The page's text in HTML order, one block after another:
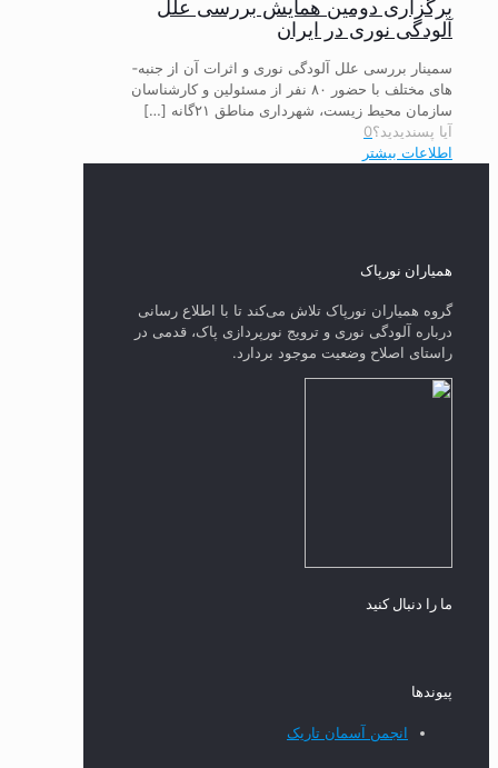
برگزاری دومین همایش بررسی علل
آلودگی نوری در ایران
سمینار بررسی علل آلودگی نوری و اثرات آن از جنبه­
های مختلف با حضور ۸۰ نفر از مسئولین و کارشناسان
سازمان محیط زیست، شهرداری مناطق ۲۱گانه
[…]
آیا پسندیدید؟0
اطلاعات بیشتر
همیاران نورپاک
گروه همیاران نورپاک تلاش می‌کند تا با اطلاع رسانی
درباره آلودگی نوری و ترویج نورپردازی پاک، قدمی در
راستای‌ اصلاح وضعیت موجود بردارد.
ما را دنبال کنید
پیوند‌ها
انجمن آسمان تاریک